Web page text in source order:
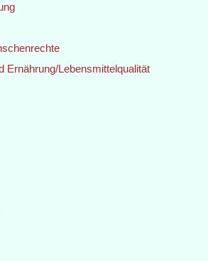
Ernährung/Lebensmittelqualität